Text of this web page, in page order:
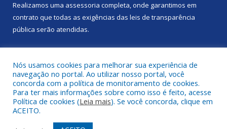
Realizamos uma assessoria completa, onde garantimos em
contrato que todas as exigências das leis de transparência
pública serão atendidas.
Todos os direitos reservados a Câmara Municipal de Portel.
Nós usamos cookies para melhorar sua experiência de
navegação no portal. Ao utilizar nosso portal, você
concorda com a política de monitoramento de cookies.
Para ter mais informações sobre como isso é feito, acesse
Política de cookies (Leia mais). Se você concorda, clique em
ACEITO.